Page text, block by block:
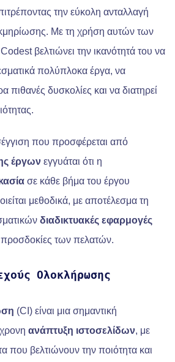
την εύκολη ανταλλαγή
Με τη χρήση αυτών των
βελτιώνει την ικανότητά του να
πολύπλοκα έργα, να
πιθανές δυσκολίες και να διατηρεί
που προσφέρεται από
έργων εγγυάται ότι η
σε κάθε βήμα του έργου
μεθοδικά, με αποτέλεσμα τη
διαδικτυακές εφαρμογές
προσδοκίες των πελατών.
Ολοκλήρωσης
(CI) είναι μια σημαντική
ανάπτυξη ιστοσελίδων, με
που βελτιώνουν την ποιότητα και